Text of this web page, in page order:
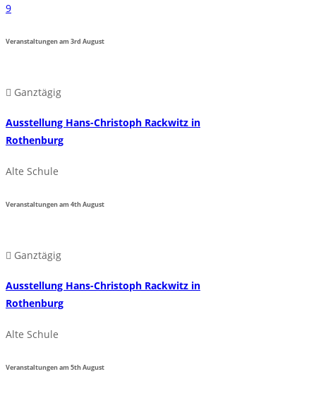
9
Veranstaltungen am3rd August
Ganztägig
Ausstellung Hans-Christoph Rackwitz in
Rothenburg
Alte Schule
Veranstaltungen am4thAugust
Ganztägig
Ausstellung Hans-Christoph Rackwitz in
Rothenburg
Alte Schule
Veranstaltungen am5thAugust